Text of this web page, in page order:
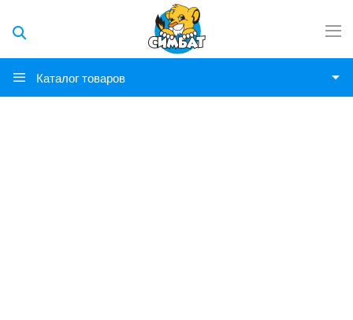
Каталог товаров